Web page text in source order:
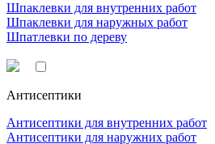
Шпаклевки для внутренних работ
Шпаклевки для наружных работ
Шпатлевки по дереву
Антисептики
Антисептики для внутренних работ
Антисептики для наружних работ